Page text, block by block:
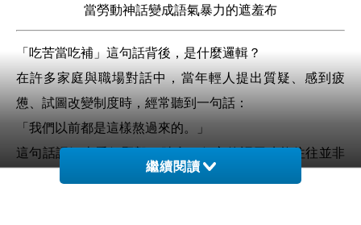
當勞動神話變成語氣暴力的遮羞布
「吃苦當吃補」這句話背後，是什麼邏輯？
在許多家庭與職場對話中，當年輕人提出質疑、感到疲
憊、試圖改變制度時，經常聽到一句話：
「我們以前都是這樣熬過來的。」
這句話語氣上看似堅毅、踏實，但它的語用功能往往並非
激勵，而是
否定對方痛苦的正當性
，同時鞏固說話者的資
繼續閱讀